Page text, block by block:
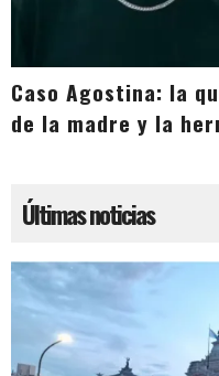
Caso Agostina: la
de la madre y la
Últimas noticias